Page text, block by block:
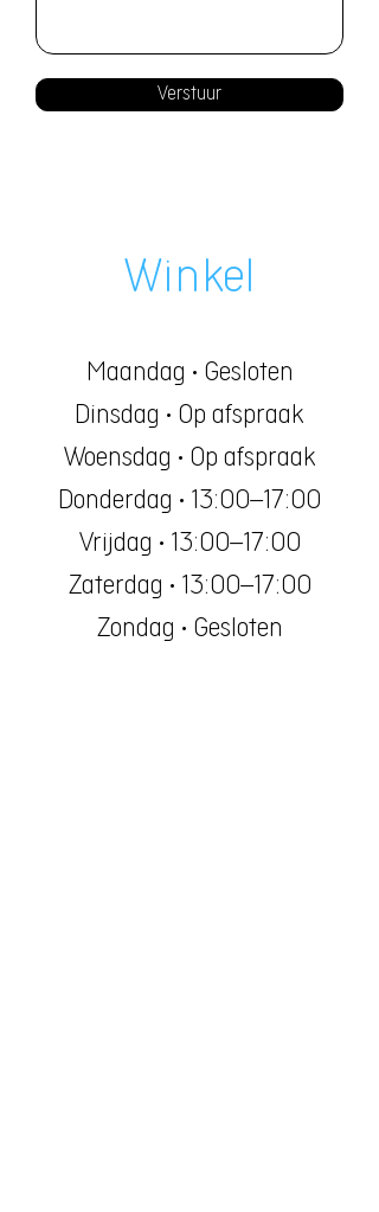
Verstuur
Winkel
Maandag • Gesloten
Dinsdag • Op afspraak
Woensdag • Op afspraak
Donderdag • 13:00–17:00
Vrijdag • 13:00–17:00
Zaterdag • 13:00–17:00
Zondag • Gesloten